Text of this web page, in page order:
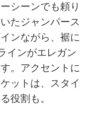
シーンでも頼り
たジャンパース
ンながら、裾に
インがエレガン
。アクセントに
ットは、スタイ
役割も。